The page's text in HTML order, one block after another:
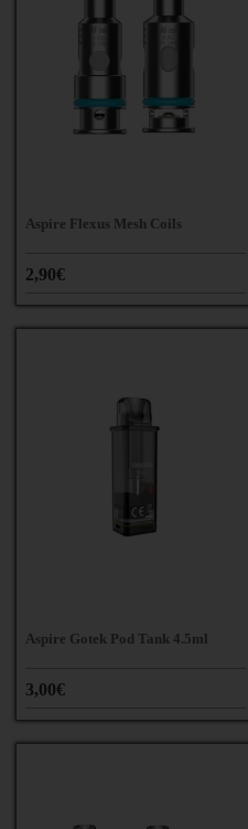
Aspire Flexus Mesh Coils
2,90€
Aspire Gotek Pod Tank 4.5ml
3,00€